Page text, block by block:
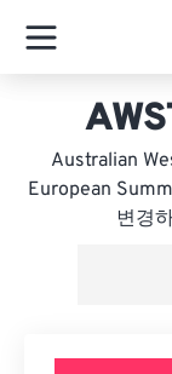
Australian
European
변경